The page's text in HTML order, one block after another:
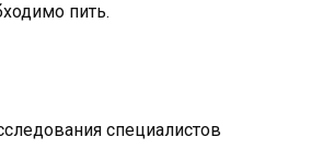
пить.
специалистов